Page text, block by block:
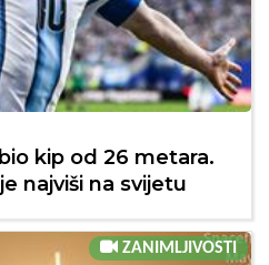
kip od 26 metara.
najviši na svijetu
ZANIMLJIVOSTI